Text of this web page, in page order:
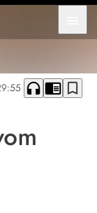
headphones chrome_reader_mode bookmark_border